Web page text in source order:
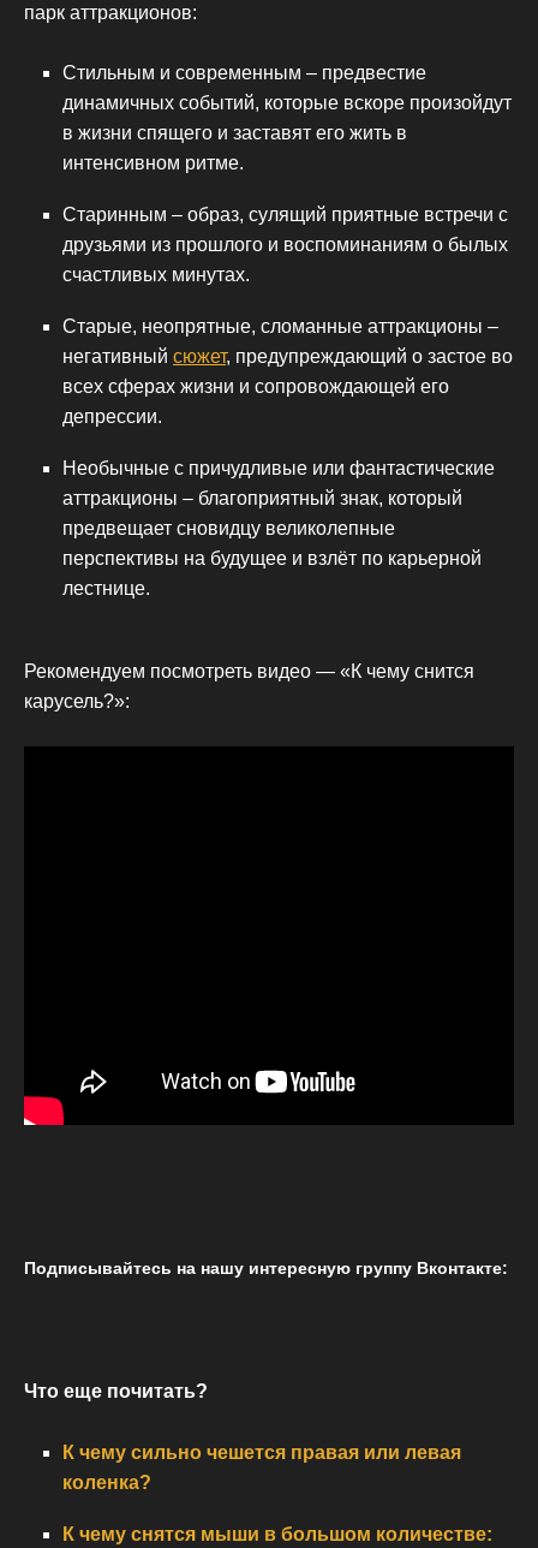
парк аттракционов:
Стильным и современным – предвестие
динамичных событий, которые вскоре произойдут
в жизни спящего и заставят его жить в
интенсивном ритме.
Старинным – образ, сулящий приятные встречи с
друзьями из прошлого и воспоминаниям о былых
счастливых минутах.
Старые, неопрятные, сломанные аттракционы –
негативный сюжет, предупреждающий о застое во
всех сферах жизни и сопровождающей его
депрессии.
Необычные с причудливые или фантастические
аттракционы – благоприятный знак, который
предвещает сновидцу великолепные
перспективы на будущее и взлёт по карьерной
лестнице.
Рекомендуем посмотреть видео — «К чему снится
карусель?»:
Подписывайтесь на нашу интересную группу Вконтакте:
Что еще почитать?
К чему сильно чешется правая или левая
коленка?
К чему снятся мыши в большом количестве: